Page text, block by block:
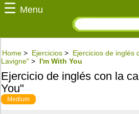
☰ Menu
Home > Ejercicios > Ejercicios de inglés
Lavigne" > I'm With You
Ejercicio de inglés con la
You"
Medium